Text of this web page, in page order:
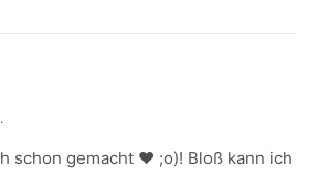
schon gemacht ♥ ;o)! Bloß kann ich